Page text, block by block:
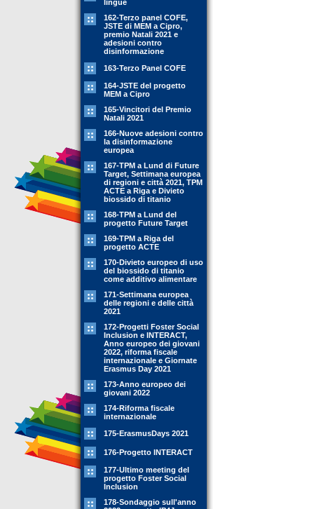
lingue
162-Terzo panel COFE,
JSTE di MEM a Cipro,
premio Natali 2021 e
adesioni contro
disinformazione
163-Terzo Panel COFE
164-JSTE del progetto
MEM a Cipro
165-Vincitori del Premio
Natali 2021
166-Nuove adesioni contro
la disinformazione
europea
167-TPM a Lund di Future
Target, Settimana europea
di regioni e città 2021, TPM
ACTE a Riga e Divieto
biossido di titanio
168-TPM a Lund del
progetto Future Target
169-TPM a Riga del
progetto ACTE
170-Divieto europeo di uso
del biossido di titanio
come additivo alimentare
171-Settimana europea
delle regioni e delle città
2021
172-Progetti Foster Social
Inclusion e INTERACT,
Anno europeo dei giovani
2022, riforma fiscale
internazionale e Giornate
Erasmus Day 2021
173-Anno europeo dei
giovani 2022
174-Riforma fiscale
internazionale
175-ErasmusDays 2021
176-Progetto INTERACT
177-Ultimo meeting del
progetto Foster Social
Inclusion
178-Sondaggio sull'anno